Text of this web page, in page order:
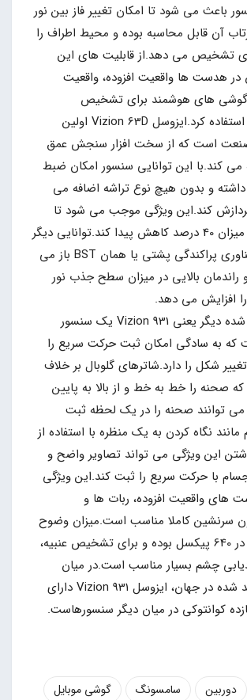
باعث می شود تا امکان تغییر فاز بین نور
آن قابل محاسبه بوده و محیط اطراف را
3 بعدی تشخیص می دهد.از قابلیت های این
هدست ها واقعیت افزوده، واقعیت
گوشی های هوشمند برای تشخیص
بیومتریک چهره استفاده کرد.ایزوسل Vizion 63D اولین
است که از سخت افزار سنجش عمق
می کند.با این توانایی سنسور امکان ضبط
داشته و بدون هیچ نوع تراشه اضافه می
کند.این ویژگی موجب می شود تا
مصرف انرژی به میزان 40 درصد کاهش پیدا کند.توانایی دیگر
این سنسور به فناوری پراکندگی پشتی یا همان BST باز می
راندمان بالایی در میزان سطح جذب نور
افزایش می دهد.
سنسور رونمایی شده دیگر یعنی Vizion 931 یک سنسور
که به سادگی امکان ثبت حرکت سریع را
شکل را دارد.شاترهای گلوبال بر خلاف
صحنه را خط به خط و از بالا به پایین
توانند صحنه را در یک لحظه ثبت
مانند نگاه کردن به یک منظره با استفاده از
این ویژگی می تواند تصاویر واضح و
با حرکت سریع را ثبت کند.این ویژگی
های واقعیت افزوده، ربات ها و
سرنشین کاملا مناسب است.میزان وضوح
این سنسور 640 در 640 پیکسل بوده و برای تشخیص عنبیه،
چشم بسیار مناسب است.در میان
سنسورهای تولید شده در جهان، ایزوسل Vizion 931 دارای
کوانتوکی در میان دیگر سنسورهاست.
دوربین سامسونگ
گوشی موبایل